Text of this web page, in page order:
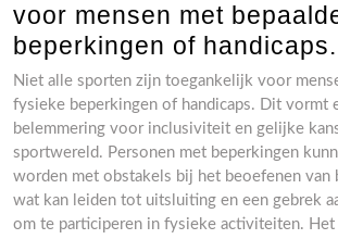
voor mensen met
beperkingen of handicaps.
Niet alle sporten zijn toegankelijk voor
fysieke beperkingen of handicaps. Dit vormt
belemmering voor inclusiviteit en gelijke
sportwereld. Personen met beperkingen
worden met obstakels bij het beoefenen van
wat kan leiden tot uitsluiting en een gebrek
om te participeren in fysieke activiteiten. Het